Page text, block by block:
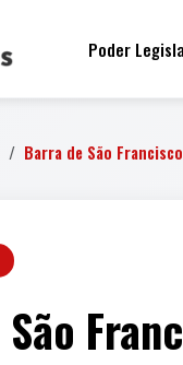
Poder
Barra de São